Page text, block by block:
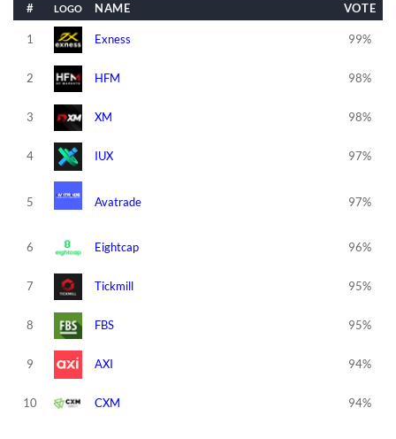
# NAME VOTE
1 Exness 99%
2 HFM 98%
3 XM 98%
4 IUX 97%
5 Avatrade 97%
6 Eightcap 96%
7 Tickmill 95%
8 FBS 95%
9 AXI 94%
10 CXM 94%